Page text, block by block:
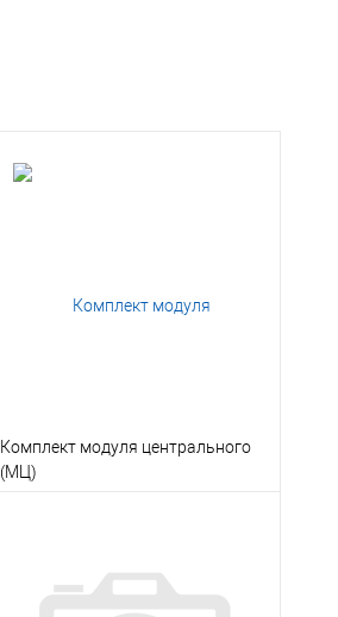
Комплект модуля центрального
(МЦ)
Заказать в 1 клик
Консультация